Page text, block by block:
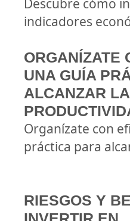
Descubre cómo
indicadores
ORGANÍZATE
UNA GUÍA
ALCANZAR LA
Organízate con
práctica para
RIESGOS Y